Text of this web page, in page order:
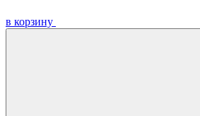
в корзину